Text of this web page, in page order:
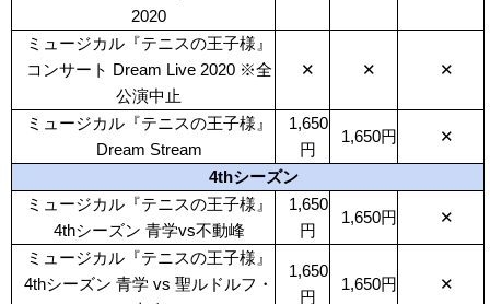
2020
ミュージカル『テニスの王子様』
コンサート Dream Live 2020 ※全
公演中止
✕ ✕ ✕
ミュージカル『テニスの王子様』
Dream Stream
1,650
円
1,650円 ✕
4thシーズン
ミュージカル『テニスの王子様』
4thシーズン 青学vs不動峰
1,650
円
1,650円 ✕
ミュージカル『テニスの王子様』
4thシーズン 青学 vs 聖ルドルフ・
1,650
円
1,650円 ✕